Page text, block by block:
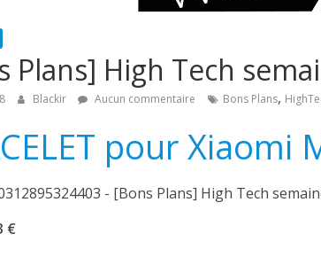
Plans] High Tech
Blackir Aucun commentaire Bons Plans,
pour Xiaomi
€